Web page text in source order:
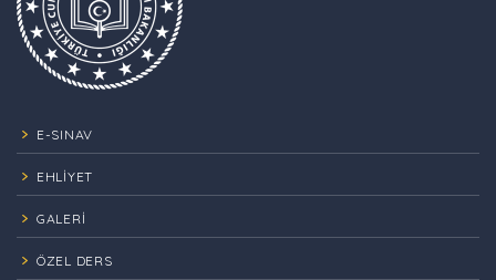
E-SINAV
EHLİYET
GALERİ
ÖZEL DERS